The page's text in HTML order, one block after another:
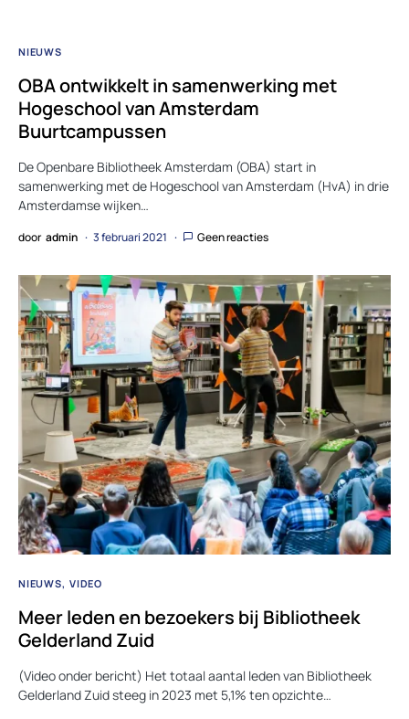
NIEUWS
OBA ontwikkelt in samenwerking met
Hogeschool van Amsterdam
Buurtcampussen
De Openbare Bibliotheek Amsterdam (OBA) start in
samenwerking met de Hogeschool van Amsterdam (HvA) in drie
Amsterdamse wijken…
door admin 3 februari 2021 Geen reacties
NIEUWS VIDEO
Meer leden en bezoekers bij Bibliotheek
Gelderland Zuid
(Video onder bericht) Het totaal aantal leden van Bibliotheek
Gelderland Zuid steeg in 2023 met 5,1% ten opzichte…